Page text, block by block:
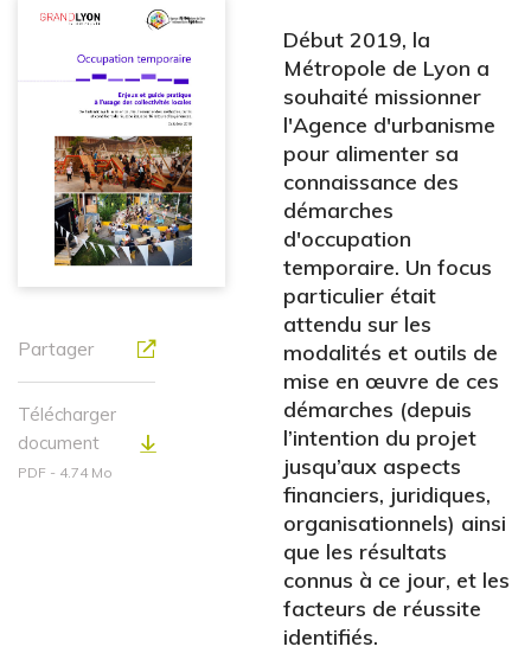
Partager
Télécharger
document
PDF - 4.74 Mo
Début 2019, la
Métropole de Lyon a
souhaité missionner
l'Agence d'urbanisme
pour alimenter sa
connaissance des
démarches
d'occupation
temporaire. Un focus
particulier était
attendu sur les
modalités et outils de
mise en œuvre de ces
démarches (depuis
l’intention du projet
jusqu’aux aspects
financiers, juridiques,
organisationnels) ainsi
que les résultats
connus à ce jour, et les
facteurs de réussite
identifiés.